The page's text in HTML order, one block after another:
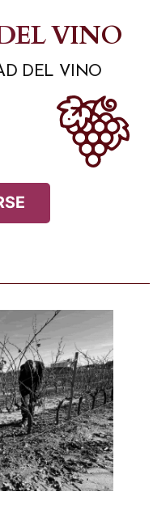
VINO
DEL VINO